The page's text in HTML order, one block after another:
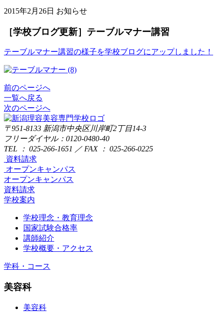
2015年2月26日 お知らせ
［学校ブログ更新］テーブルマナー講習
テーブルマナー講習の様子を学校ブログにアップしました！
前のページへ
一覧へ戻る
次のページへ
〒951-8133 新潟市中央区川岸町2丁目14-3
フリーダイヤル：0120-0480-40
TEL ： 025-266-1651 ／ FAX ： 025-266-0225
資料請求
オープンキャンパス
オープンキャンパス
資料請求
学校案内
学校理念・教育理念
国家試験合格率
講師紹介
学校概要・アクセス
学科・コース
美容科
美容科